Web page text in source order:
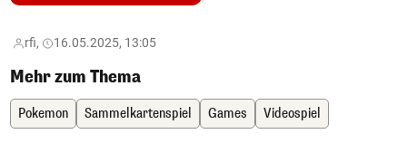
rfi, 16.05.2025, 13:05
Mehr zum Thema
Pokemon Sammelkartenspiel Games Videospiel